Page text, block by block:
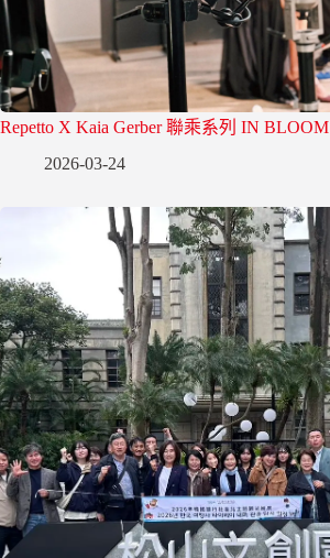
Repetto X Kaia Gerber 聯乘系列 IN
2026-03-24